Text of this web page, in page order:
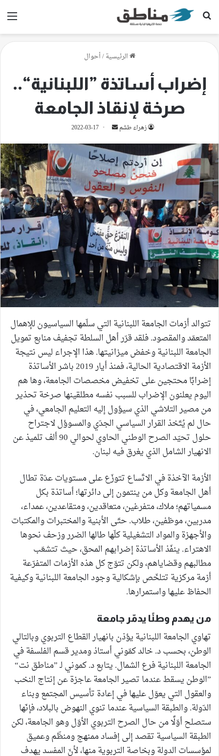
بحث عن
الرئيسية/أحوال
إضراب أساتذة ”اللبنانية“..
صرخة لإنقاذ الجامعة
زهراء طشم
أرسل
إلكترونيا
2022-03-17
تتوالد أزمات الجامعة اللبنانية التي سلّمها السياسيون للإهمال
المتعمّد والمقصود. فلقد قرّر أهل السلطة تجفيف منابع تمويل
الجامعة اللبنانية وخفض ميزانيتها. هذا الإجراء ليس نتيجة
الأزمة الاقتصادية الحالية، فمنذ أيار 2019 باشر الأساتذة
إضرابًا محتجين على تخفيض مخصصات الجامعة، وها هم
اليوم يعلنون الإضراب للسبب نفسه مطلقينها صرخة تحذير
من مصير التلاشي الذي سيؤول إليه التعليم الجامعي، في
حال لم يُتّخذ القرار السياسي الجدّي والمسوؤل لاجتراح
حلول تحيّد الصرح الوطني الحاوي لحوالي 90 ألف تلميذ عن
الانهيار الشامل الذي يغرق فيه لبنان.
الأزمة الآخذة في الاتّساع تتوزّع على مستويات عدّة تطال
أهل الجامعة وكل من ينتمون إلى دائرتها؛ أساتذة بكل
مسمياتهم؛ ملاك، متفرغين، متعاقدين، ومتقاعدين، عمداء،
مدربين، موظفين، طلاب. حتّى الأبنية والمختبرات والمكتبات
والأجهزة والمواد التشغيلية كلّها طالها الضرر وزحف نحوها
الاهتراء. ينفّذ الأساتذة إضرابهم المحق، حيث تتشعّب
مطالبهم وقضاياهم، ولكن تتوّج كل هذه الأزمات المتفرّعة
أزمة مركزية تتلخّص بإشكالية وجود الجامعة اللبنانية وكيفية
الحفاظ عليها واستمرارها.
من يهدم وطنًا يدمّر جامعة
تهاوي الجامعة اللبنانية يؤذن بانهيار القطاع التربوي وبالتالي
الوطن، بحسب د. خالد كمّوني أستاذ ومدير قسم الفلسفة في
الجامعة اللبنانية فرع الشمال. يتابع د. كموني لـ ”مناطق نت“
”الوطن يسقط عندما تصير الجامعة عاجزة عن إنتاج النخب
والعقول التي يعوّل عليها في إعادة تأسيس المجتمع وبناء
الدّولة. والطبقة السياسية عندما تنوي النهوض بالبلاد، فإنّها
ستصلح أوّلًا من حال الصرح التربوي الأوّل وهو الجامعة، لكن
الطبقة السياسية تقصد إلى إفساد ممنهج ومنظّم وعميق
لمؤسسات الدولة وبخاصة التربوية منها، لأنّ المفسد يهدف